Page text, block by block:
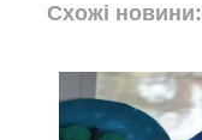
Схожі новини: